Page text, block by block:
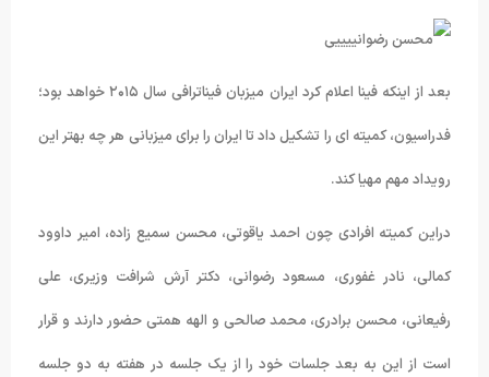
بعد از اینکه فینا اعلام کرد ایران میزبان فیناترافی سال ۲۰۱۵ خواهد بود؛
فدراسیون، کمیته ای را تشکیل داد تا ایران را برای میزبانی هر چه بهتر این
رویداد مهم مهیا کند.
دراین کمیته افرادی چون احمد یاقوتی، محسن سمیع زاده، امیر داوود
کمالی، نادر غفوری، مسعود رضوانی، دکتر آرش شرافت وزیری، علی
رفیعانی، محسن برادری، محمد صالحی و الهه همتی حضور دارند و قرار
است از این به بعد جلسات خود را از یک جلسه در هفته به دو جلسه